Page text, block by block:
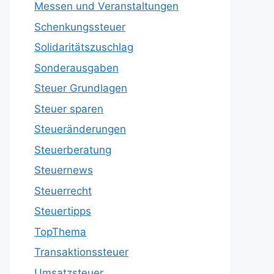
Messen und Veranstaltungen
Schenkungssteuer
Solidaritätszuschlag
Sonderausgaben
Steuer Grundlagen
Steuer sparen
Steueränderungen
Steuerberatung
Steuernews
Steuerrecht
Steuertipps
TopThema
Transaktionssteuer